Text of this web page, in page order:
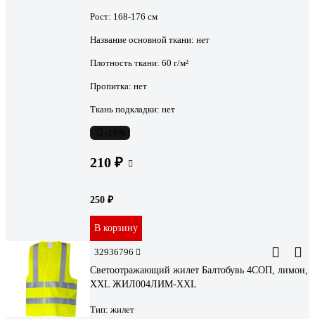
Рост: 168-176 см
Название основной ткани: нет
Плотность ткани: 60 г/м²
Пропитка: нет
Ткань подкладки: нет
210 ₽
250 ₽
В корзину
32936796
Светоотражающий жилет Балтобувь 4СОП, лимон,
XXL ЖИЛ004ЛИМ-XXL
Тип: жилет